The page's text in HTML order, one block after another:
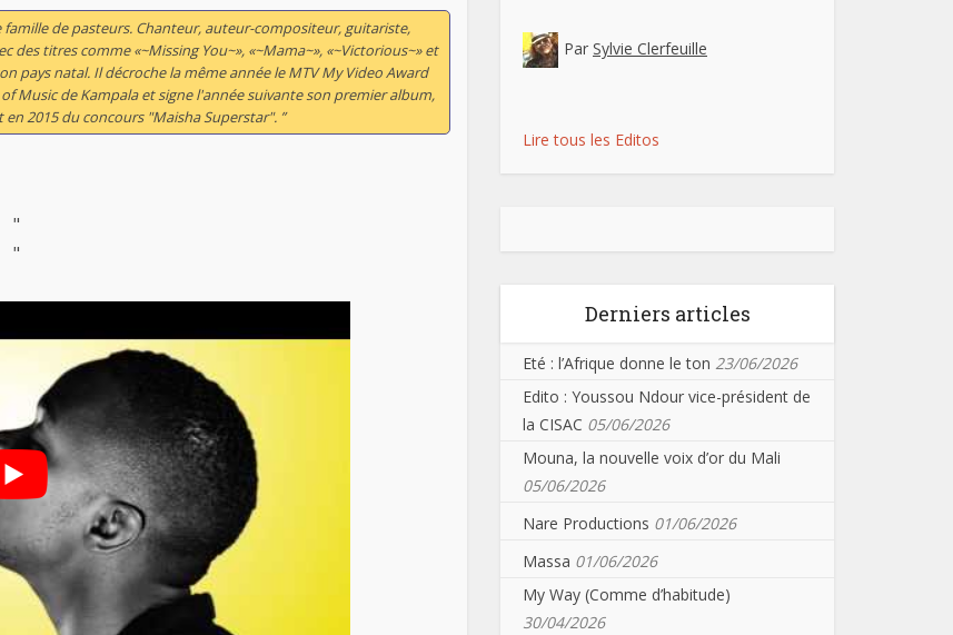
famille de pasteurs. Chanteur, auteur-compositeur, guitariste,
des titres comme «~Missing You~», «~Mama~», «~Victorious~» et
pays natal. Il décroche la même année le MTV My Video Award
Music de Kampala et signe l'année suivante son premier album,
2015 du concours "Maisha Superstar". ”
"
"
Par Sylvie Clerfeuille
Lire tous les Editos
Derniers articles
Eté : l’Afrique donne le ton 23/06/2026
Edito : Youssou Ndour vice-président de
la CISAC 05/06/2026
Mouna, la nouvelle voix d’or du Mali
05/06/2026
Nare Productions 01/06/2026
Massa 01/06/2026
My Way (Comme d’habitude)
30/04/2026